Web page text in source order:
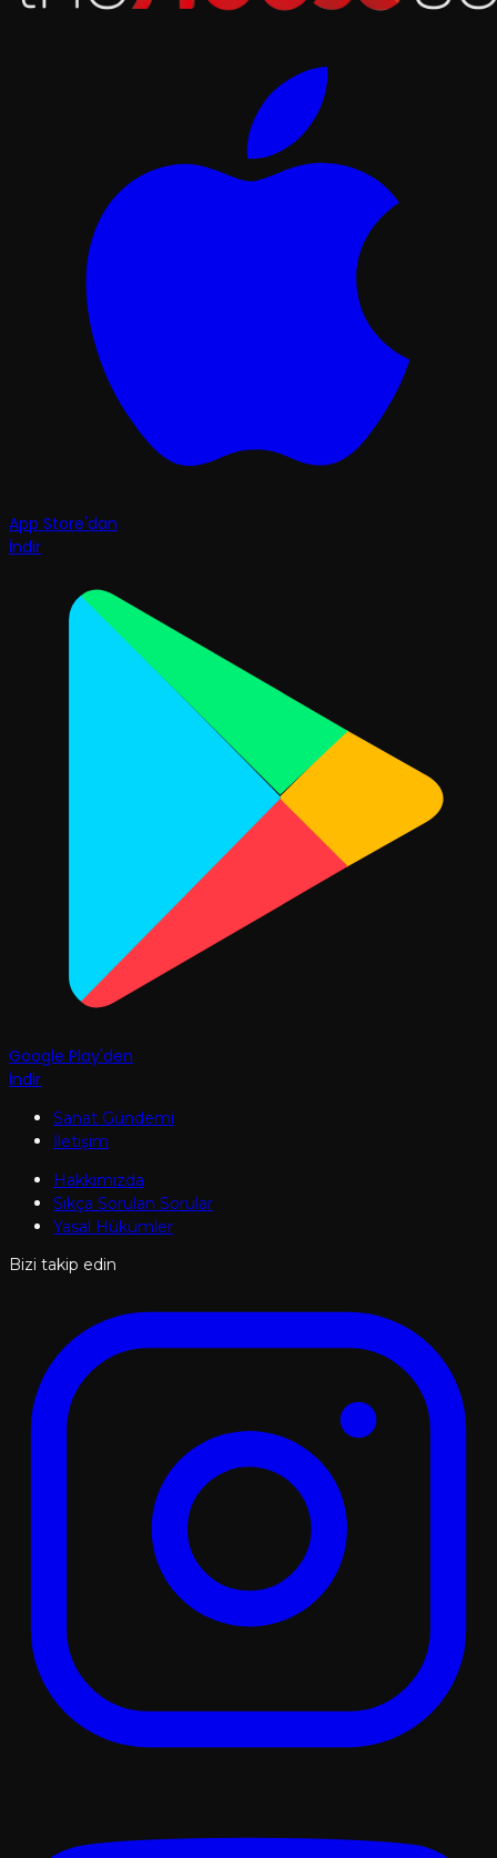
App Store'dan
İndir
Google Play'den
İndir
Sanat Gündemi
İletişim
Hakkımızda
Sıkça Sorulan Sorular
Yasal Hükümler
Bizi takip edin